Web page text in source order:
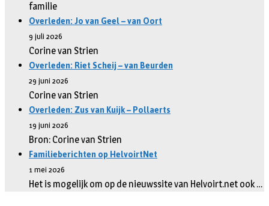
familie
Overleden: Jo van Geel – van Oort
9 juli 2026
Corine van Strien
Overleden: Riet Scheij – van Beurden
29 juni 2026
Corine van Strien
Overleden: Zus van Kuijk – Pollaerts
19 juni 2026
Bron: Corine van Strien
Familieberichten op HelvoirtNet
1 mei 2026
Het is mogelijk om op de nieuwssite van Helvoirt.net ook …